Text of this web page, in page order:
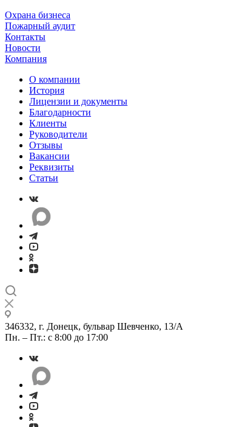
Охрана бизнеса
Пожарный аудит
Контакты
Новости
Компания
О компании
История
Лицензии и документы
Благодарности
Клиенты
Руководители
Отзывы
Вакансии
Реквизиты
Статьи
346332, г. Донецк, бульвар Шевченко, 13/А
Пн. – Пт.: с 8:00 до 17:00